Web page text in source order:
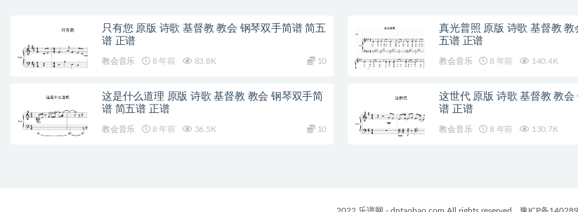
只有您 原版 诗歌 基督教 教会 钢琴双手简谱 简五
谱 正谱
教会音乐 8 年前 83.8K 10
真光普照 原版 诗歌 基督教 教
五谱 正谱
教会音乐 8 年前 140.4K
这是什么道理 原版 诗歌 基督教 教会 钢琴双手简
谱 简五谱 正谱
教会音乐 8 年前 36.5K 10
这世代 原版 诗歌 基督教 教会
谱 正谱
教会音乐 8 年前 130.7K